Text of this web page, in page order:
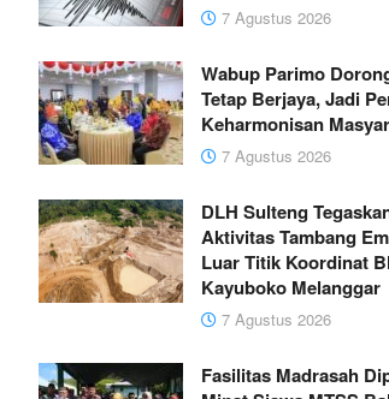
7 Agustus 2026
Wabup Parimo
Tetap Berjaya, Jadi
Keharmonisan
7 Agustus 2026
DLH Sulteng
Aktivitas Tambang
Luar Titik Koordinat
Kayuboko Melanggar
7 Agustus 2026
Fasilitas Madrasah